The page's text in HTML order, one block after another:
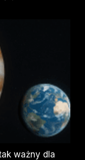
ważny dla